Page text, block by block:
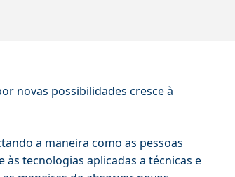
novas possibilidades cresce à
a maneira como as pessoas
tecnologias aplicadas a técnicas e